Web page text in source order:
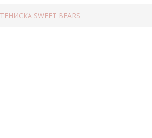
ТЕНИСКА SWEET BEARS